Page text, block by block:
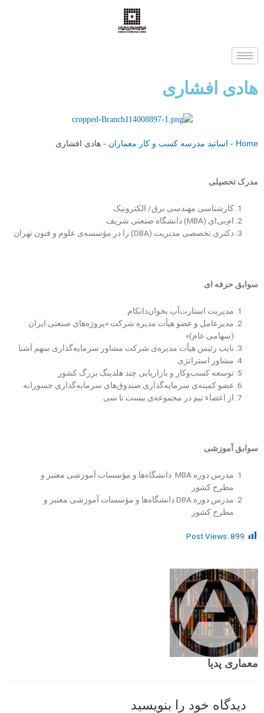
هادی افشاری
Home
- اساتید مدرسه کسب و کار معماران - هادی افشاری
مدرک تحصیلی
کارشناسی مهندسی برق/ الکترونیک
ام‌بی‌ای (MBA)
دانشگاه صنعتی شریف
دکتری تخصصی مدیریت (DBA) را در مؤسسه‌ی علوم و فنون تهران
سوابق حرفه ای
مدیریت استارت‌آپ بخوان‌داتکام
مدیرعامل و عضو هیأت مدیره‌ شرکت «پروژه‌های صنعتی ایران
(سهامی عام)»
نایب رئیس هیأت مدیره‌ی شرکت مشاور سرمایه‌گذاری سهم آشنا
مشاور استراتژی
توسعه کسب‌وکار و بازاریابی چند هلدینگ بزرگ کشور
عضو کمیتهی سرمایه‌گذاری صندوق‌های سرمایه‌گذاری جسورانه
از اعضاء تیم در مجموعه‌ی بیست‌ تا سی
سوابق آموزشی
مدرس دوره‌ MBA دانشگاه‌ها و مؤسسات آموزشی معتبر و
مطرح کشور
مدرس دوره‌ DBAدانشگاه‌ها و مؤسسات آموزشی معتبر و
مطرح کشور
Post Views: 899
معماری پدیا
دیدگاه‌ خود را بنویسید